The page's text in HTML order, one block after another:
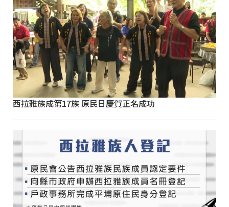
西拉雅族成第17族 原民日慶賀正名成功